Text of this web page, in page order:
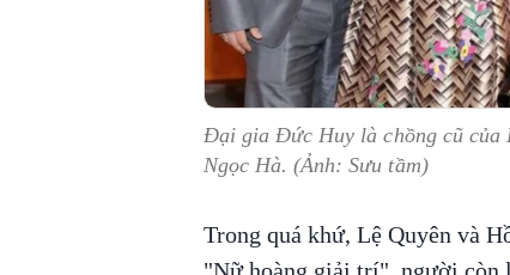
Đại gia Đức Huy là chồng cũ
Ngọc Hà. (Ảnh: Sưu tầm)
Trong quá khứ, Lệ Quyên và